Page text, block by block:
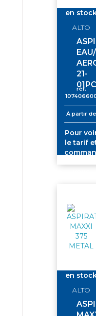
en
ALTO
21-
01PC
réf.
À partir de
Pour
le tarif
en
ALTO